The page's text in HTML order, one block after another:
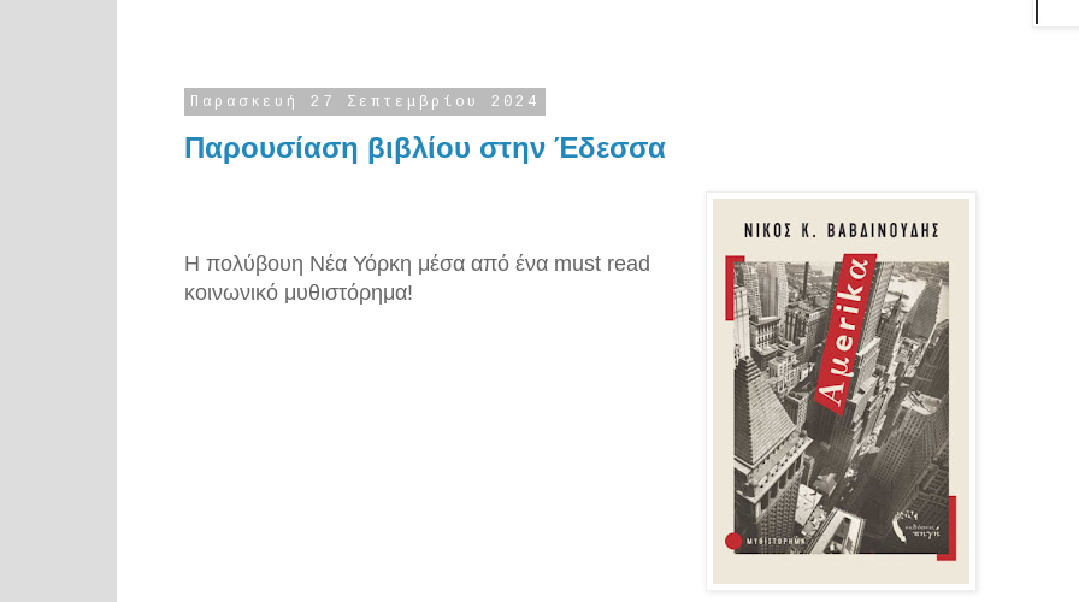
Παρασκευή 27 Σεπτεμβρίου 2024
Παρουσίαση βιβλίου στην Έδεσσα
Η πολύβουη Νέα Υόρκη μέσα από ένα must read
κοινωνικό μυθιστόρημα!